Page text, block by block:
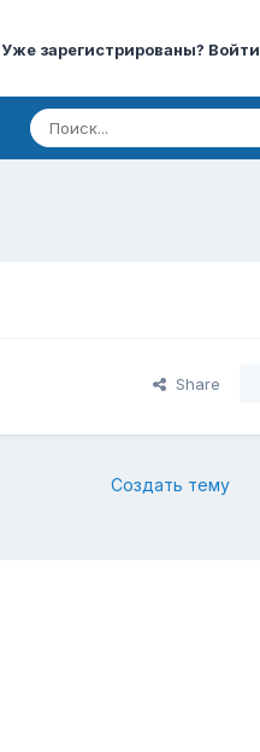
Уже зарегистрированы? Войти
Share
Создать тему